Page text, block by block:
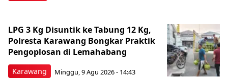
Karawang
LPG 3 Kg Disuntik ke Tabung 12 Kg,
Polresta Karawang Bongkar Praktik
Pengoplosan di Lemahabang
Minggu, 9 Agu 2026 - 14:43